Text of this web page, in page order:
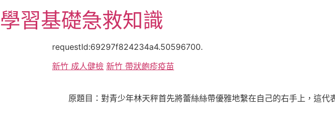
至
主
學習基礎急救知識
requestId:69297f824234a4.50596700.
新竹 成人健檢 新竹 帶狀皰疹疫苗
原題目：對青少年林天秤首先將蕾絲絲帶優雅地繫在自己的右手上，這代